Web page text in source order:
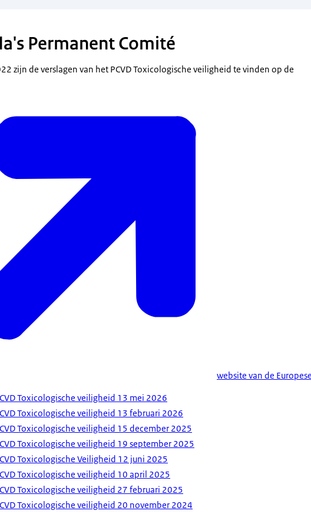
Permanent Comité
zijn de verslagen van het PCVD Toxicologische veiligheid te vinden op de
website van de
Toxicologische veiligheid 13 mei 2026
Toxicologische veiligheid 13 februari 2026
Toxicologische veiligheid 15 december 2025
Toxicologische veiligheid 19 september 2025
Toxicologische Veiligheid 12 juni 2025
Toxicologische veiligheid 10 april 2025
Toxicologische veiligheid 27 februari 2025
Toxicologische veiligheid 20 november 2024